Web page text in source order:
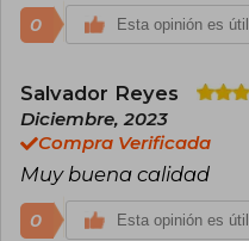
0 Esta opinión es útil
Salvador Reyes
Diciembre, 2023
Compra Verificada
Muy buena calidad
0 Esta opinión es útil